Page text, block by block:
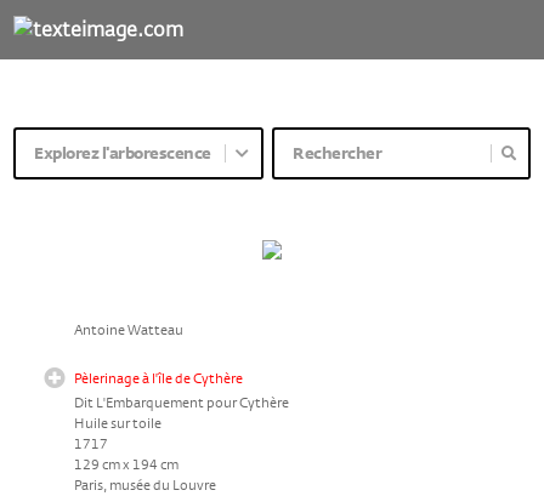
Explorez l'arborescence
Antoine Watteau
Pèlerinage à l'île de Cythère
Dit L'Embarquement pour Cythère
Huile sur toile
1717
129 cm x 194 cm
Paris, musée du Louvre